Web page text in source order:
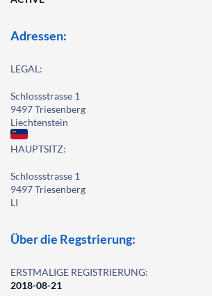
Adressen:
LEGAL:
Schlossstrasse 1
9497 Triesenberg
Liechtenstein
HAUPTSITZ:
Schlossstrasse 1
9497 Triesenberg
LI
Über die Regstrierung:
ERSTMALIGE REGISTRIERUNG:
2018-08-21